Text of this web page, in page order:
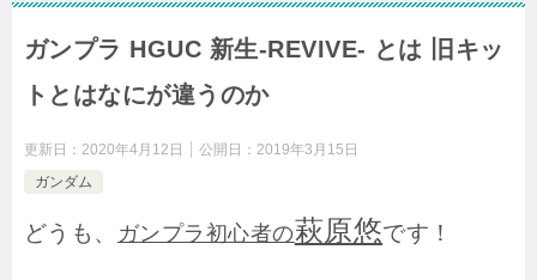
ガンプラ HGUC 新生-REVIVE- とは 旧キッ
トとはなにが違うのか
更新日： 2020年4月12日 公開日： 2019年3月15日
ガンダム
どうも、 ガンプラ初心者の萩原悠です！